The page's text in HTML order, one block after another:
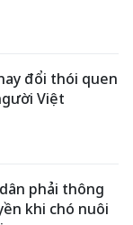
đổi thói quen
Việt
phải thông
khi chó nuôi